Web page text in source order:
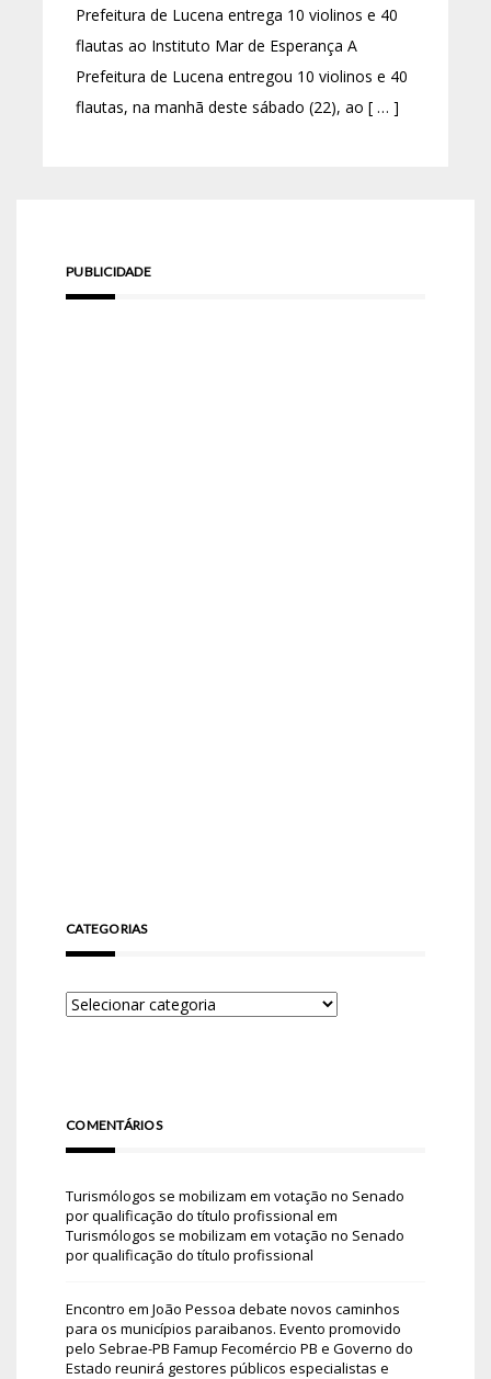
Prefeitura de Lucena entrega 10 violinos e 40
flautas ao Instituto Mar de Esperança A
Prefeitura de Lucena entregou 10 violinos e 40
flautas, na manhã deste sábado (22), ao [ … ]
PUBLICIDADE
CATEGORIAS
COMENTÁRIOS
Turismólogos se mobilizam em votação no Senado
por qualificação do título profissional em
Turismólogos se mobilizam em votação no Senado
por qualificação do título profissional
Encontro em João Pessoa debate novos caminhos
para os municípios paraibanos. Evento promovido
pelo Sebrae-PB Famup Fecomércio PB e Governo do
Estado reunirá gestores públicos especialistas e